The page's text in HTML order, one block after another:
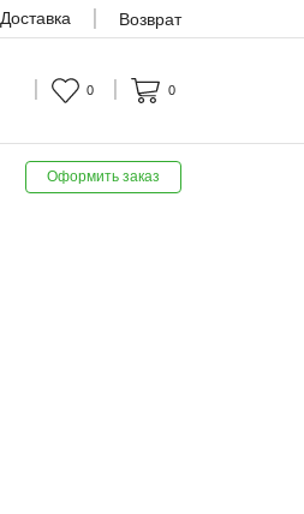
Доставка Возврат
0 0
Оформить заказ